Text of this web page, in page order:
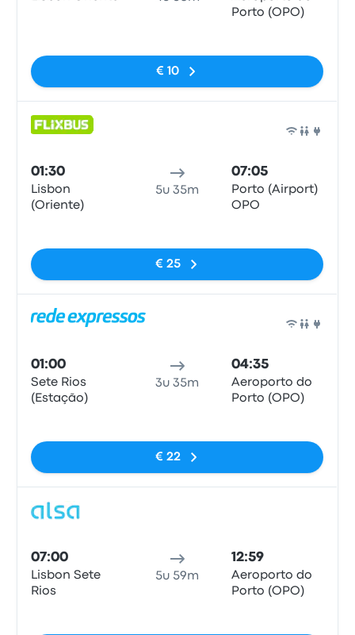
Porto (OPO)
€ 10
01:30
Lisbon
(Oriente)
5u 35m
07:05
Porto (Airport)
OPO
€ 25
01:00
Sete Rios
(Estação)
3u 35m
04:35
Aeroporto do
Porto (OPO)
€ 22
07:00
Lisbon Sete
Rios
5u 59m
12:59
Aeroporto do
Porto (OPO)